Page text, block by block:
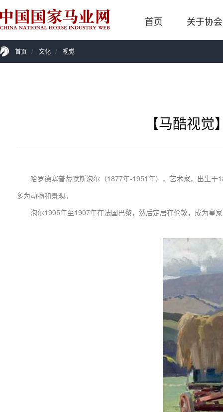
首页 关于协会
首页 / 文化 / 视觉
【马酷视
哈罗德塞普蒂默斯泡尔（1877年-1951年），艺术家，出生
多为动物和景观。
泡尔1905年至1907年在法国巴黎，然后定居在伦敦，成为皇